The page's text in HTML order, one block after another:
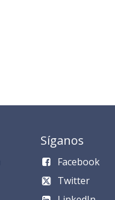
Síganos
Facebook
Twitter